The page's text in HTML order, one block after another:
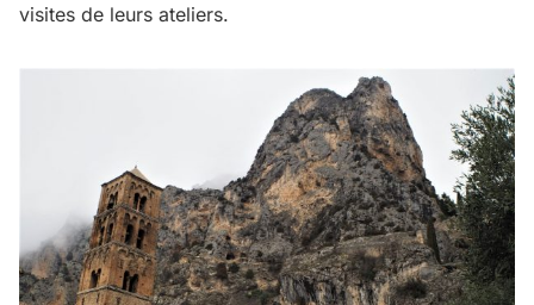
visites de leurs ateliers.